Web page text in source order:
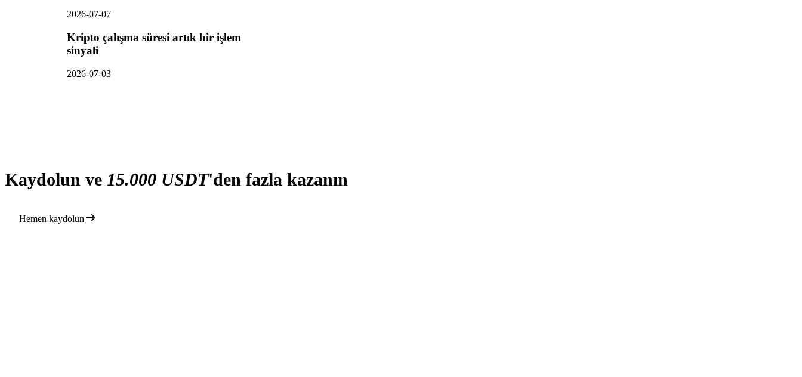
2026-07-07
Kripto çalışma süresi artık bir işlem
sinyali
2026-07-03
Kaydolun ve 15.000 USDT'den fazla kazanın
Hemen kaydolun